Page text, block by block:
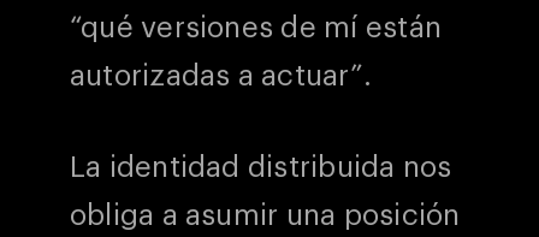
“qué versiones de mí están
autorizadas a actuar”.
La identidad distribuida nos
obliga a asumir una posición